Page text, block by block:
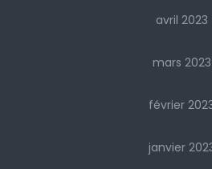
avril 2023
mars 2023
février
janvier